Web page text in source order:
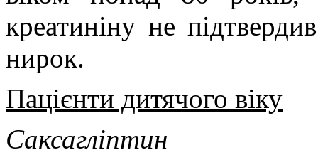
креатиніну не
нирок.
Пацієнти дитячого віку
Саксагліптин